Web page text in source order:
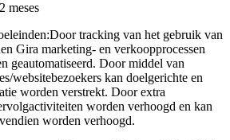
meses
Door tracking van het gebruik van
Gira marketing- en verkoopprocessen
geautomatiseerd. Door middel van
websitebezoekers kan doelgerichte en
worden verstrekt. Door extra
worden verhoogd en kan
worden verhoogd.